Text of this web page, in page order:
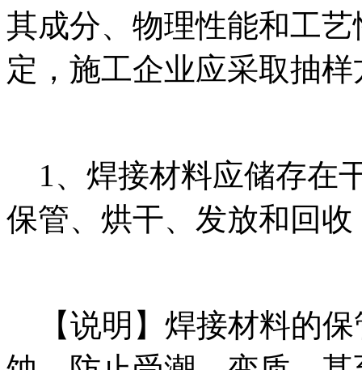
其成分、物理性能和工
定，施工企业应采取抽
1、焊接材料应储存在
保管、烘干、发放和回
【说明】焊接材料的保